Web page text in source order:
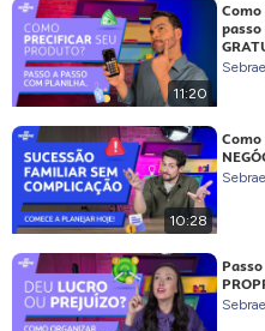
11:20
Como
10:28
Como